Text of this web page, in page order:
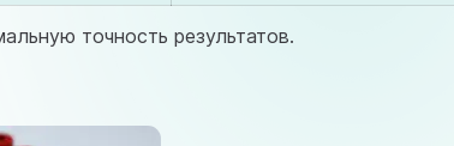
точность результатов.